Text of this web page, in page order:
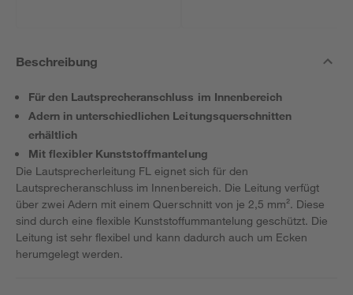
Beschreibung
Für den Lautsprecheranschluss im Innenbereich
Adern in unterschiedlichen Leitungsquerschnitten
erhältlich
Mit flexibler Kunststoffmantelung
Die Lautsprecherleitung FL eignet sich für den
Lautsprecheranschluss im Innenbereich. Die Leitung verfügt
über zwei Adern mit einem Querschnitt von je 2,5 mm². Diese
sind durch eine flexible Kunststoffummantelung geschützt. Die
Leitung ist sehr flexibel und kann dadurch auch um Ecken
herumgelegt werden.